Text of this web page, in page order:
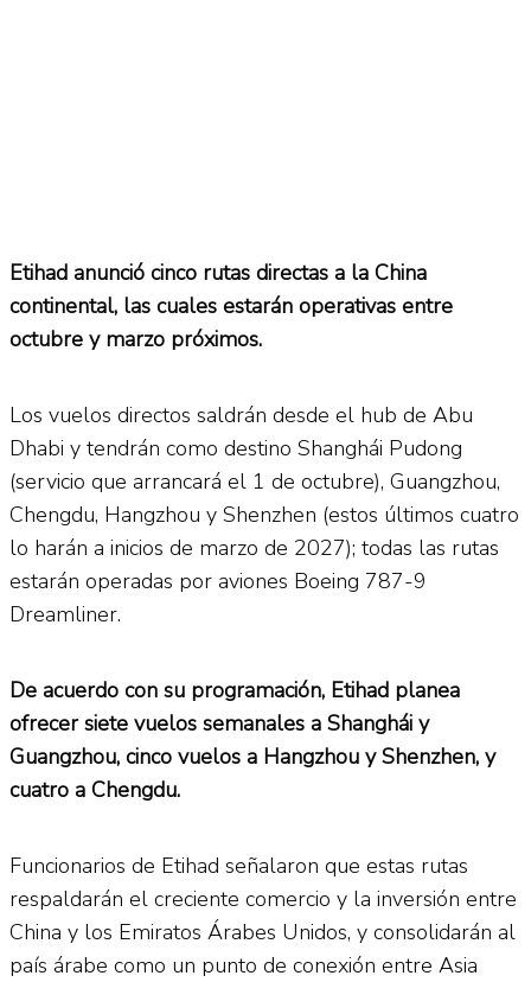
Etihad anunció cinco rutas directas a la China
continental, las cuales estarán operativas entre
octubre y marzo próximos.
Los vuelos directos saldrán desde el hub de Abu
Dhabi y tendrán como destino Shanghái Pudong
(servicio que arrancará el 1 de octubre), Guangzhou,
Chengdu, Hangzhou y Shenzhen (estos últimos cuatro
lo harán a inicios de marzo de 2027); todas las rutas
estarán operadas por aviones Boeing 787-9
Dreamliner.
De acuerdo con su programación, Etihad planea
ofrecer siete vuelos semanales a Shanghái y
Guangzhou, cinco vuelos a Hangzhou y Shenzhen, y
cuatro a Chengdu.
Funcionarios de Etihad señalaron que estas rutas
respaldarán el creciente comercio y la inversión entre
China y los Emiratos Árabes Unidos, y consolidarán al
país árabe como un punto de conexión entre Asia